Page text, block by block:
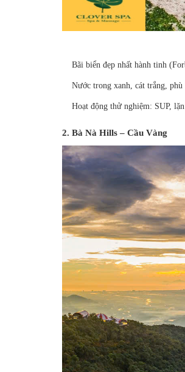
Bãi biển đẹp nhất hành tinh
Nước trong xanh, cát trắng,
Hoạt động thử nghiệm: SUP,
2. Bà Nà Hills – Cầu Vàng